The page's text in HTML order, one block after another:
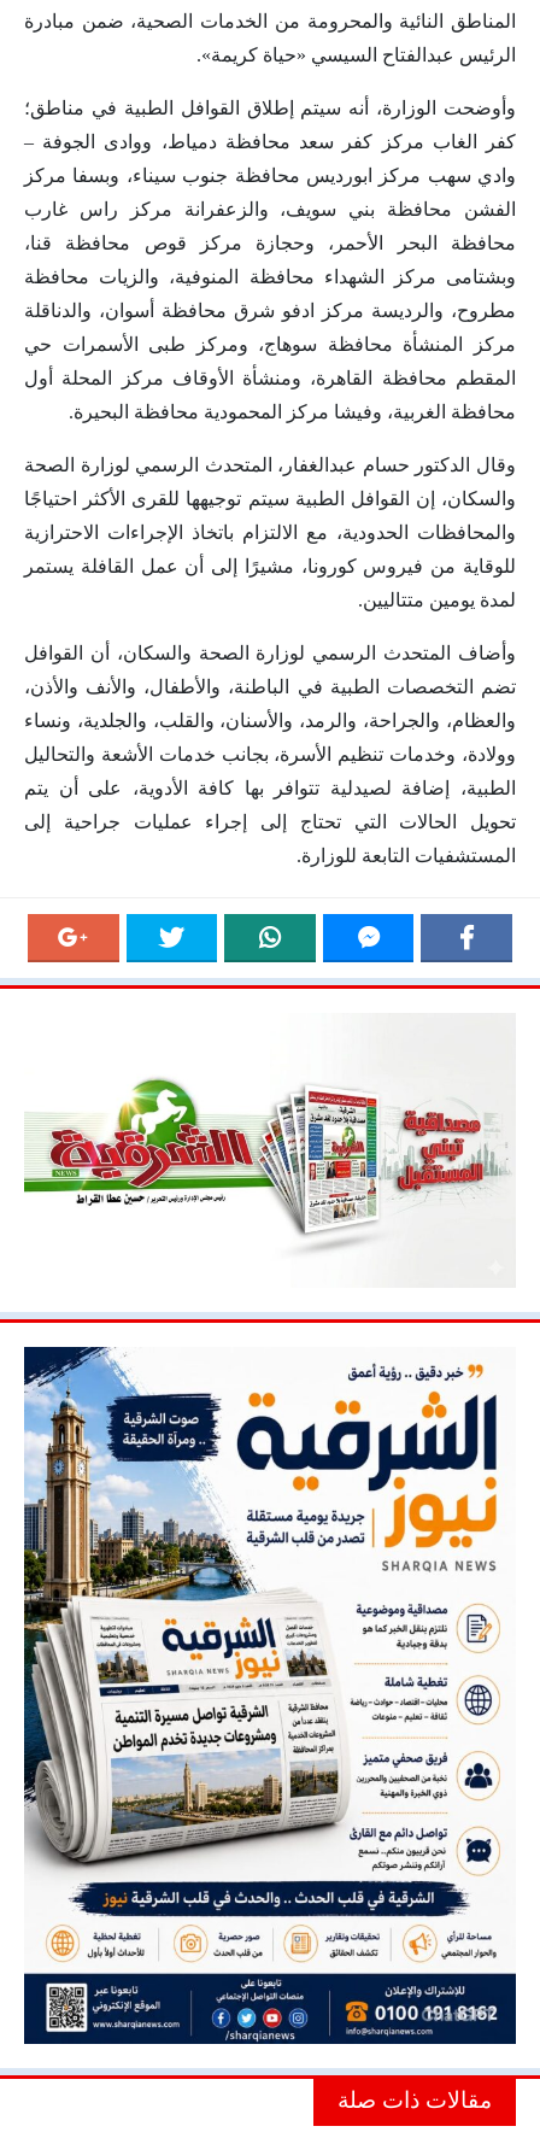
المناطق النائية والمحرومة من الخدمات الصحية، ضمن مبادرة
الرئيس عبدالفتاح السيسي «حياة كريمة».
وأوضحت الوزارة، أنه سيتم إطلاق القوافل الطبية في مناطق؛
كفر الغاب مركز كفر سعد محافظة دمياط، ووادى الجوفة –
وادي سهب مركز ابورديس محافظة جنوب سيناء، وبسفا مركز
الفشن محافظة بني سويف، والزعفرانة مركز راس غارب
محافظة البحر الأحمر، وحجازة مركز قوص محافظة قنا،
وبشتامى مركز الشهداء محافظة المنوفية، والزيات محافظة
مطروح، والرديسة مركز ادفو شرق محافظة أسوان، والدناقلة
مركز المنشأة محافظة سوهاج، ومركز طبى الأسمرات حي
المقطم محافظة القاهرة، ومنشأة الأوقاف مركز المحلة أول
محافظة الغربية، وفيشا مركز المحمودية محافظة البحيرة.
وقال الدكتور حسام عبدالغفار، المتحدث الرسمي لوزارة الصحة
والسكان، إن القوافل الطبية سيتم توجيهها للقرى الأكثر احتياجًا
والمحافظات الحدودية، مع الالتزام باتخاذ الإجراءات الاحترازية
للوقاية من فيروس كورونا، مشيرًا إلى أن عمل القافلة يستمر
لمدة يومين متتاليين.
وأضاف المتحدث الرسمي لوزارة الصحة والسكان، أن القوافل
تضم التخصصات الطبية في الباطنة، والأطفال، والأنف والأذن،
والعظام، والجراحة، والرمد، والأسنان، والقلب، والجلدية، ونساء
وولادة، وخدمات تنظيم الأسرة، بجانب خدمات الأشعة والتحاليل
الطبية، إضافة لصيدلية تتوافر بها كافة الأدوية، على أن يتم
تحويل الحالات التي تحتاج إلى إجراء عمليات جراحية إلى
المستشفيات التابعة للوزارة.
مقالات ذات صلة